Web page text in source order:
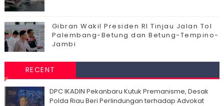
Gibran Wakil Presiden RI Tinjau Jalan Tol
Palembang-Betung dan Betung-Tempino-
Jambi
RECENT
DPC IKADIN Pekanbaru Kutuk Premanisme, Desak
Polda Riau Beri Perlindungan terhadap Advokat